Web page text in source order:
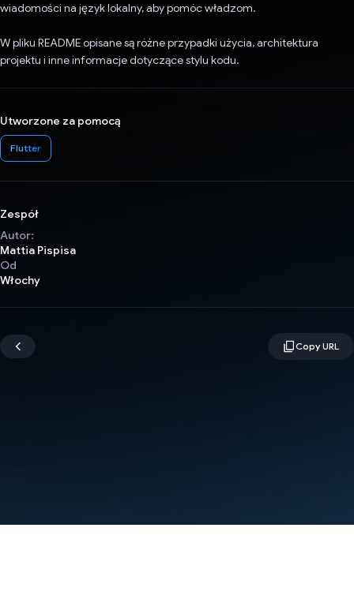
wiadomości na język lokalny, aby pomóc władzom.
W pliku README opisane są różne przypadki użycia, architektura
projektu i inne informacje dotyczące stylu kodu.
Utworzone za pomocą
Flutter
Zespół
Autor:
Mattia Pispisa
Od
Włochy